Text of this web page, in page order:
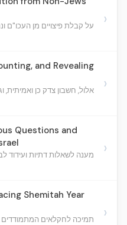
על קבלת פיצויים מן העכו"ם
›
and Revealing
אלול, חשבון צדק כן ואמיתית,
›
Questions and
מענה לשאלות דתיות ועידוד
›
Shemitah Year
תמיכה לחקלאים
›